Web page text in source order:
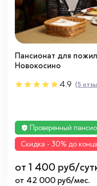
Пансионат для
Новокосино
4.9 (5
Проверенный
Cкидка - 30% до
от 1 400 руб/
от 42 000 руб/мес.